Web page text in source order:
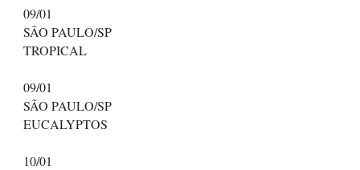
09/01
SÃO PAULO/SP
TROPICAL
09/01
SÃO PAULO/SP
EUCALYPTOS
10/01